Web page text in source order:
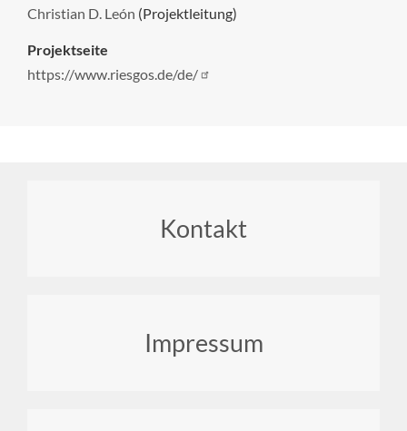
Christian D. León (Projektleitung)
Projektseite
https://www.riesgos.de/de/
Kontakt
Impressum